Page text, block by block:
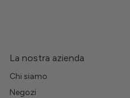
La nostra azienda
Chi siamo
Negozi